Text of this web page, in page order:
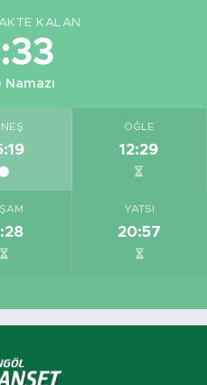
KALAN
Namazı
ÖĞLE
12:29
YATSI
20:57